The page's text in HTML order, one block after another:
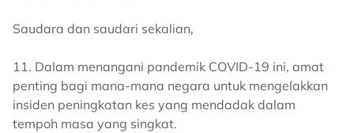
Saudara dan saudari sekalian,
11. Dalam menangani pandemik COVID-19 ini, amat
penting bagi mana-mana negara untuk mengelakkan
insiden peningkatan kes yang mendadak dalam
tempoh masa yang singkat.